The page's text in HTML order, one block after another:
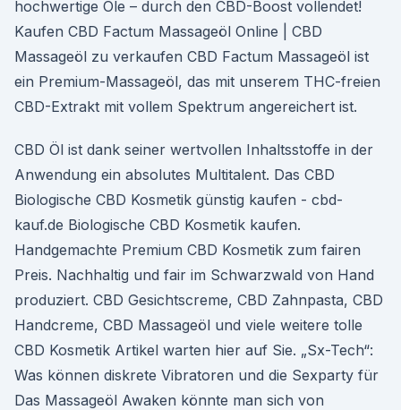
hochwertige Öle – durch den CBD-Boost vollendet!
Kaufen CBD Factum Massageöl Online | CBD
Massageöl zu verkaufen CBD Factum Massageöl ist
ein Premium-Massageöl, das mit unserem THC-freien
CBD-Extrakt mit vollem Spektrum angereichert ist.
CBD Öl ist dank seiner wertvollen Inhaltsstoffe in der
Anwendung ein absolutes Multitalent. Das CBD
Biologische CBD Kosmetik günstig kaufen - cbd-
kauf.de Biologische CBD Kosmetik kaufen.
Handgemachte Premium CBD Kosmetik zum fairen
Preis. Nachhaltig und fair im Schwarzwald von Hand
produziert. CBD Gesichtscreme, CBD Zahnpasta, CBD
Handcreme, CBD Massageöl und viele weitere tolle
CBD Kosmetik Artikel warten hier auf Sie. „Sx-Tech“:
Was können diskrete Vibratoren und die Sexparty für
Das Massageöl Awaken könnte man sich von